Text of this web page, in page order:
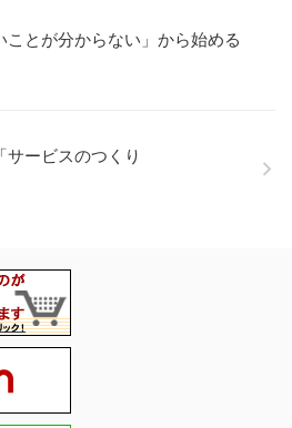
ことが分からない」から始める
サービスのつくり